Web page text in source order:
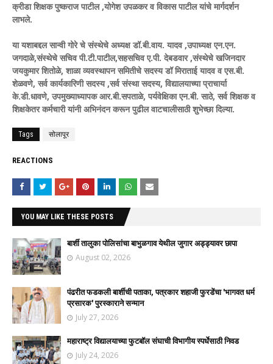
क्रीडा शिक्षक पुष्कराज पाटील ,योगेश उपळकर व विकास पाटील यांचे मार्गदर्शन
लाभले.
या यशाबद्दल सान्वी गोरे चे संस्थेचे अध्यक्ष डॉ.बी.वाय. यादव ,उपाध्यक्ष एन.एन.
जगदाळे,संस्थेचे सचिव पी.टी.पाटील,सहसचिव ए.पी. देबडवार ,संस्थेचे खजिनदार
जयकुमार शितोळे, शाळा व्यवस्थापन समितीचे सदस्य डॉ मिराताई यादव व एस.बी.
शेळवणे, सर्व कार्यकारिणी सदस्य ,सर्व संस्था सदस्य, विद्यालयाच्या प्राचार्या
के.डी.धावणे, उपमुख्याध्यापक आर.बी.सपताळे, पर्यवेक्षिका एन.बी. साठे, सर्व शिक्षक व
शिक्षकेतर कर्मचारी यांनी अभिनंदन करून पुढील वाटचालीसाठी शुभेच्छा दिल्या.
Tags सोलापूर
REACTIONS
YOU MAY LIKE THESE POSTS
बार्शी तालुका पोलिसांचा बाभुळगाव येथील जुगार अड्ड्यावर छापा
August 02, 2026
पंढरीत फडकली बार्शीची पताका, पत्रकार शहाजी फुरडेंचा 'भागवत धर्म
प्रसारक' पुरस्काराने सन्मान
July 27, 2026
महाराष्ट्र विद्यालयाच्या फुटबॉल संघाची विभागीय स्पर्धेसाठी निवड
July 24, 2026